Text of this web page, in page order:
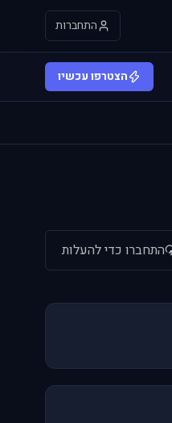
התחברות
הצטרפו עכשיו
התחברו כדי להעלות